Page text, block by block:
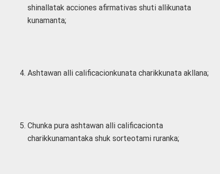
shinallatak acciones afirmativas shuti allikunata
kunamanta;
Ashtawan alli calificacionkunata charikkunata akllana;
Chunka pura ashtawan alli calificacionta
charikkunamantaka shuk sorteotami ruranka;